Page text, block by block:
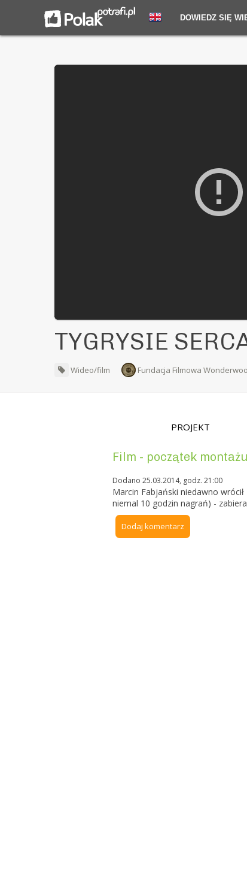
DOWIEDZ SIĘ
TYGRYSIE
Wideo/film Fundacja Filmowa
PROJEKT
Film - początek montażu
Dodano 25.03.2014, godz. 21:00
Marcin Fabjański niedawno
niemal 10 godzin nagrań) -
Dodaj komentarz